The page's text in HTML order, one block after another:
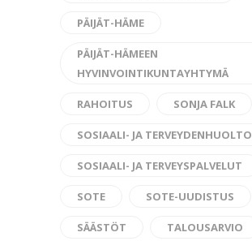
PÄIJÄT-HÄME
PÄIJÄT-HÄMEEN
HYVINVOINTIKUNTAYHTYMÄ
RAHOITUS SONJA FALK
SOSIAALI- JA TERVEYDENHUOLTO
SOSIAALI- JA TERVEYSPALVELUT
SOTE SOTE-UUDISTUS
SÄÄSTÖT TALOUSARVIO